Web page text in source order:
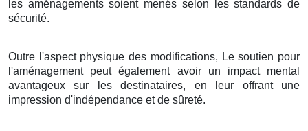
les aménagements soient menés selon les standards de
sécurité.
Outre l'aspect physique des modifications, Le soutien pour
l'aménagement peut également avoir un impact mental
avantageux sur les destinataires, en leur offrant une
impression d'indépendance et de sûreté.